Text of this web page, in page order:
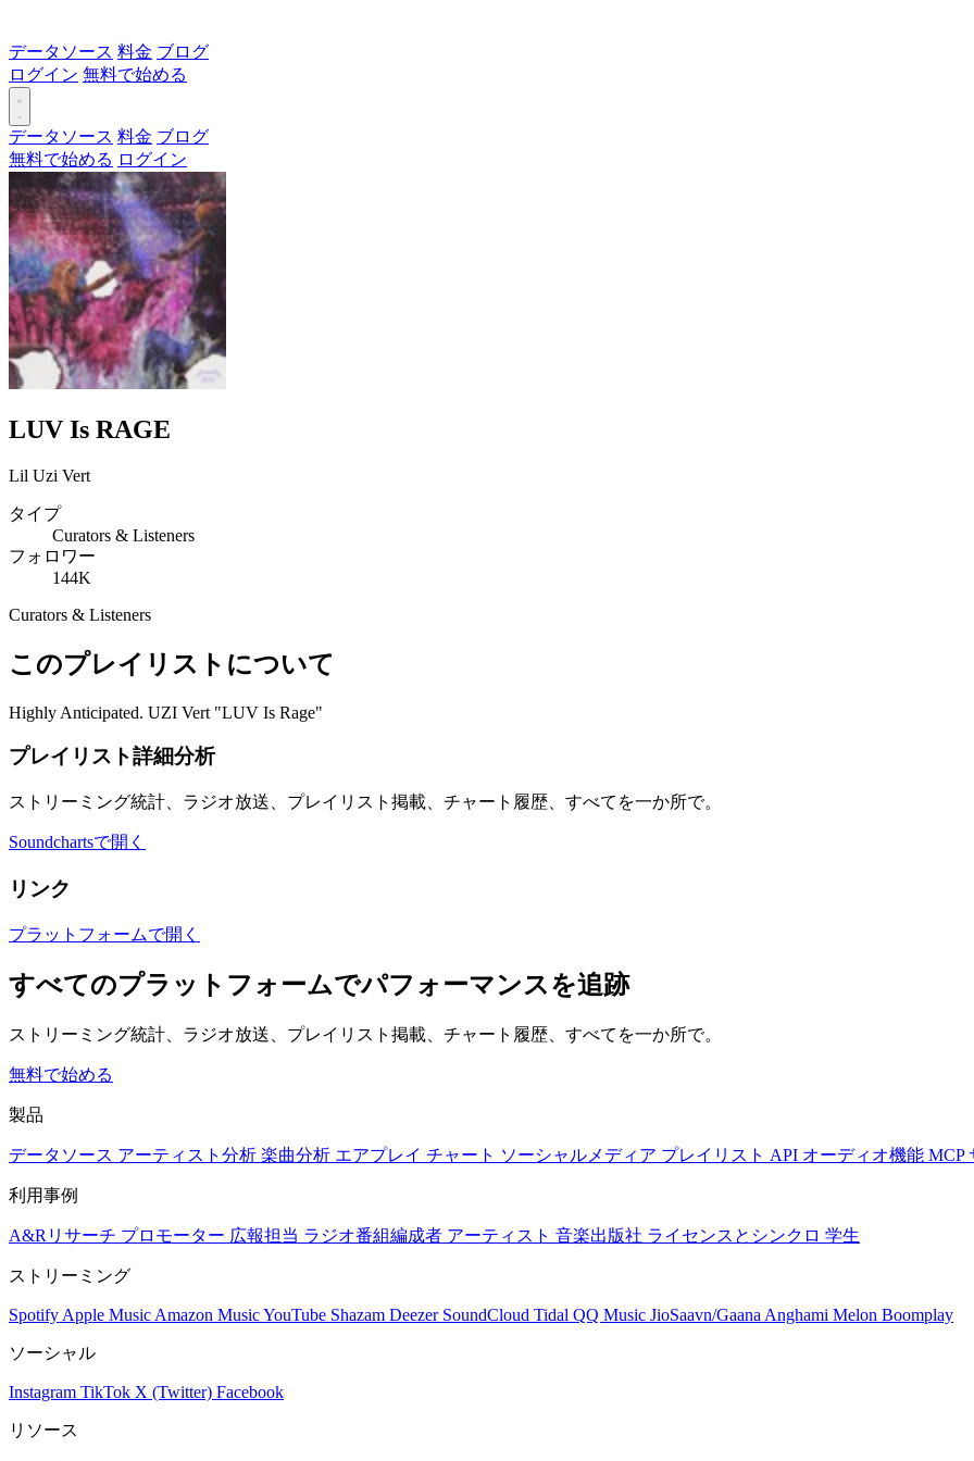
データソース 料金 ブログ
ログイン 無料で始める
データソース 料金 ブログ
無料で始める ログイン
LUV Is RAGE
Lil Uzi Vert
タイプ
Curators & Listeners
フォロワー
144K
Curators & Listeners
このプレイリストについて
Highly Anticipated. UZI Vert "LUV Is Rage"
プレイリスト詳細分析
ストリーミング統計、ラジオ放送、プレイリスト掲載、チャート履歴、すべてを一か所で。
Soundchartsで開く
リンク
プラットフォームで開く
すべてのプラットフォームでパフォーマンスを追跡
ストリーミング統計、ラジオ放送、プレイリスト掲載、チャート履歴、すべてを一か所で。
無料で始める
製品
データソース アーティスト分析 楽曲分析 エアプレイ チャート ソーシャルメディア プレイリスト API オーディオ機能 MCP
利用事例
A&Rリサーチ プロモーター 広報担当 ラジオ番組編成者 アーティスト 音楽出版社 ライセンスとシンクロ 学生
ストリーミング
Spotify Apple Music Amazon MusicYouTube Shazam Deezer SoundCloud Tidal QQ Music JioSaavn/Gaana Anghami Melon Boomplay
ソーシャル
Instagram TikTok X (Twitter) Facebook
リソース